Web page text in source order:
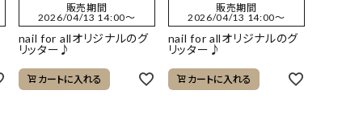
販売期間
2026/04/13 14:00〜
nail for allオリジナルのグ
リッター♪
カートに入れる
販売期間
2026/04/13 14:00〜
nail for allオリジナルのグ
リッター♪
カートに入れる